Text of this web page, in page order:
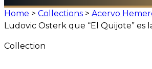
Home > Collections > Acervo
Ludovic Osterk que “El Quijote” es
Collection